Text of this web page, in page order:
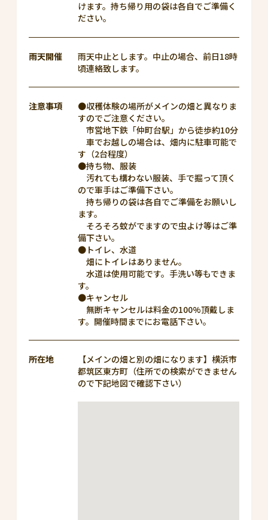
けます。持ち帰り用の袋は各自でご準備く
ださい。
雨天開催
雨天中止とします。中止の場合、前日18時
頃連絡致します。
注意事項
●収穫体験の場所がメインの畑と異なりま
すのでご注意ください。
市営地下鉄「仲町台駅」から徒歩約10分
車でお越しの場合は、畑内に駐車可能で
す（2台程度）
●持ち物、服装
汚れても構わない服装、手で掘って頂く
ので軍手はご準備下さい。
持ち帰りの袋は各自でご準備をお願いし
ます。
そろそろ蚊がでますので虫よけ等はご準
備下さい。
●トイレ、水道
畑にトイレはありません。
水道は使用可能です。手洗い等もできま
す。
●キャンセル
無断キャンセルは料金の100%頂戴しま
す。開催時間までにお電話下さい。
所在地
【メインの畑と別の畑になります】横浜市
都筑区東方町（住所での検索ができません
ので下記地図で確認下さい）